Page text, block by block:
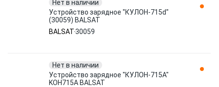
Нет в наличии
Устройство зарядное "КУЛОН-715d"
(30059) BALSAT
BALSAT30059
Нет в наличии
Устройство зарядное "КУЛОН-715А"
KOH715A BALSAT